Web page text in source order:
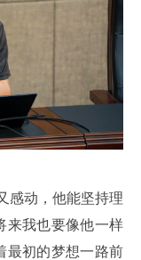
动，他能坚持理
来我也要像他一样
最初的梦想一路前